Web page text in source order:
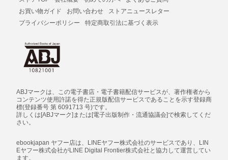
お買い物ガイド
お問い合わせ
ストアニュースレター
プライバシーポリシー
特定商取引法に基づく表示
ABJマークは、この電子書店・電子書籍配信サービスが、著作権者から
コンテンツ使用許諾を得た正規版配信サービスであることを示す登録商
標(登録番号 第 6091713 号)です。
詳しくは[ABJマーク]または[電子出版制作・流通協議会]で検索してくだ
さい。
ebookjapan ヤフー店は、LINEヤフー株式会社のサービスであり、LIN
Eヤフー株式会社がLINE Digital Frontier株式会社と協力して運営してい
ます。